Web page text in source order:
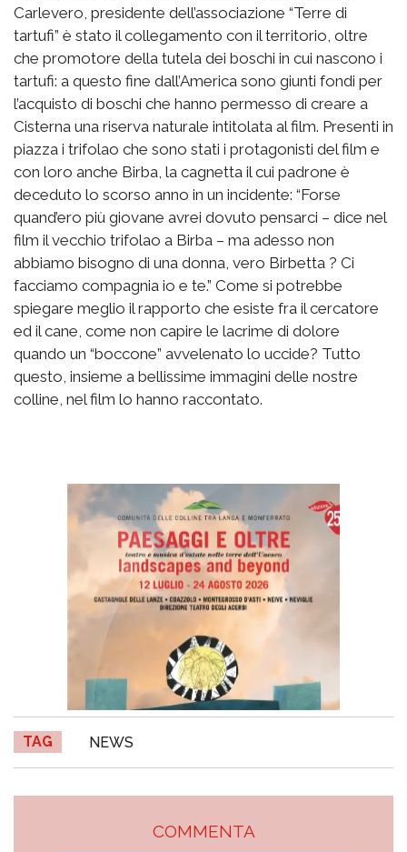
Carlevero, presidente dell’associazione “Terre di
tartufi” è stato il collegamento con il territorio, oltre
che promotore della tutela dei boschi in cui nascono i
tartufi: a questo fine dall’America sono giunti fondi per
l’acquisto di boschi che hanno permesso di creare a
Cisterna una riserva naturale intitolata al film. Presenti in
piazza i trifolao che sono stati i protagonisti del film e
con loro anche Birba, la cagnetta il cui padrone è
deceduto lo scorso anno in un incidente: “Forse
quand’ero più giovane avrei dovuto pensarci – dice nel
film il vecchio trifolao a Birba – ma adesso non
abbiamo bisogno di una donna, vero Birbetta ? Ci
facciamo compagnia io e te.” Come si potrebbe
spiegare meglio il rapporto che esiste fra il cercatore
ed il cane, come non capire le lacrime di dolore
quando un “boccone” avvelenato lo uccide? Tutto
questo, insieme a bellissime immagini delle nostre
colline, nel film lo hanno raccontato.
TAG NEWS
COMMENTA